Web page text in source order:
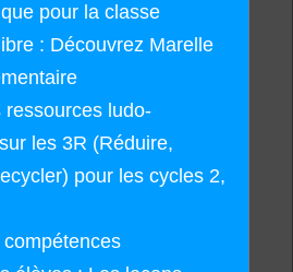
pour la classe
: Découvrez Marelle
ressources ludo-
les 3R (Réduire,
pour les cycles 2,